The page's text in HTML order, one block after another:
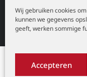
Wij gebruiken cookies
kunnen we gegevens
geeft, werken sommige
Accepteren
Utrecht
Zeeland
Copyright © 2026
|